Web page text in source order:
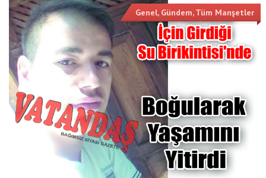
Genel, Gündem,Tüm Manşetler